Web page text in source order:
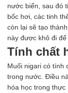
nước biển, sau đó
bốc hơi, các tinh
còn lại sẽ tạo
này được khô đi để
Tính chất
Muối nigari có tính
trong nước. Điều
hóa học trong